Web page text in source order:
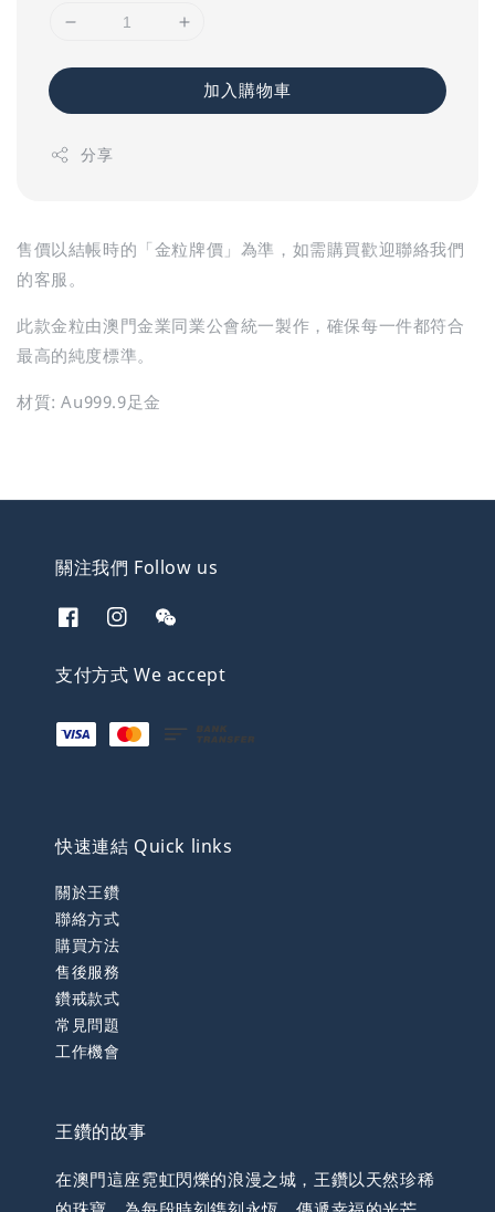
加入購物車
分享
售價以結帳時的「金粒牌價」為準，如需購買歡迎聯絡我們
的客服。
此款金粒由澳門金業同業公會統一製作，確保每一件都符合
最高的純度標準。
材質: Au999.9足金
關注我們 Follow us
支付方式 We accept
快速連結 Quick links
關於王鑽
聯絡方式
購買方法
售後服務
鑽戒款式
常見問題
工作機會
王鑽的故事
在澳門這座霓虹閃爍的浪漫之城，王鑽以天然珍稀